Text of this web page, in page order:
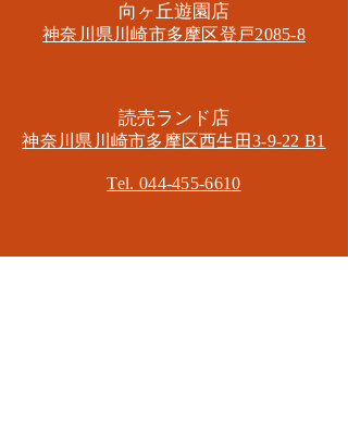
​向ヶ丘遊園店
神奈川県川崎市多摩区​登戸2085-8
​読売ランド店
神奈川県川崎市多摩区​西生田3-9-22 B1
Tel. 044-455-6610